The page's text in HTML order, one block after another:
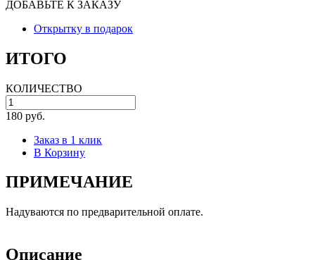
ДОБАВЬТЕ К ЗАКАЗУ
Открытку в подарок
ИТОГО
КОЛИЧЕСТВО
180 руб.
Заказ в 1 клик
В Корзину
ПРИМЕЧАНИЕ
Надуваются по предварительной оплате.
Описание